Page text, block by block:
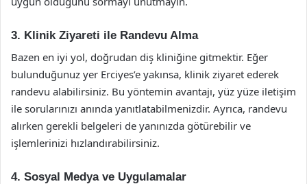
3. Klinik Ziyareti ile Randevu Alma
Bazen en iyi yol, doğrudan diş kliniğine gitmektir. Eğer
bulunduğunuz yer Erciyes’e yakınsa, klinik ziyaret ederek
randevu alabilirsiniz. Bu yöntemin avantajı, yüz yüze iletişim
ile sorularınızı anında yanıtlatabilmenizdir. Ayrıca, randevu
alırken gerekli belgeleri de yanınızda götürebilir ve
işlemlerinizi hızlandırabilirsiniz.
4. Sosyal Medya ve Uygulamalar